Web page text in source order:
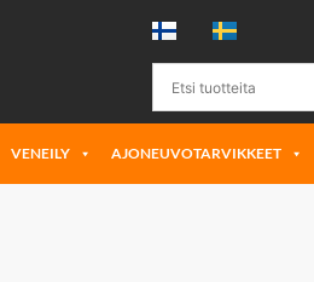
VENEILY AJONEUVOTARVIKKEET